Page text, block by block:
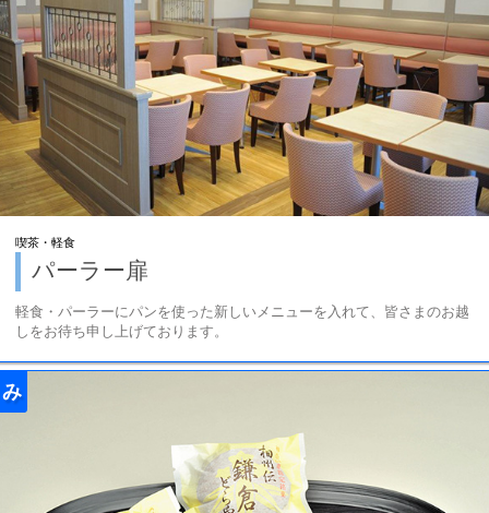
喫茶・軽食
パーラー扉
軽食・パーラーにパンを使った新しいメニューを入れて、皆さまのお越
しをお待ち申し上げております。
み